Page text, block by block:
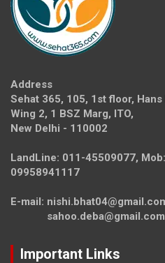
Address
Sehat 365, 105, 1st floor, Hans
Wing 2, 1 BSZ Marg, ITO,
New Delhi - 110002
LandLine: 011-45509077,
09958941117
E-mail:
sahoo.deba@gmail.com
Important Links